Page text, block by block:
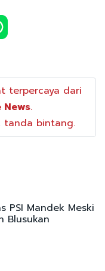
terpercaya dari
News.
tanda bintang.
PSI Mandek Meski
Blusukan